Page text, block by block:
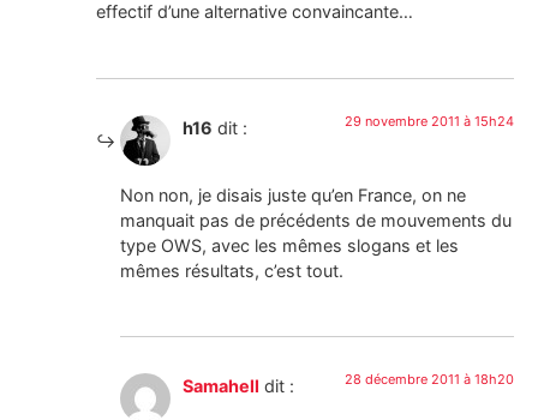
effectif d’une alternative convaincante…
h16 dit : 29 novembre 2011 à 15h24
Non non, je disais juste qu’en France, on ne
manquait pas de précédents de mouvements du
type OWS, avec les mêmes slogans et les
mêmes résultats, c’est tout.
Samahell dit : 28 décembre 2011 à 18h20